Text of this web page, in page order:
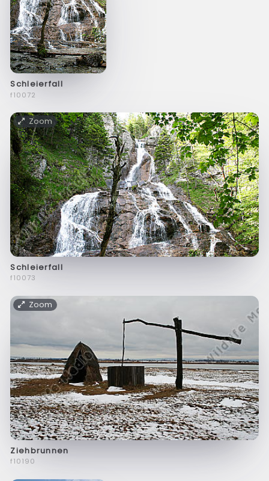
Schleierfall
f10072
Zoom
Schleierfall
f10073
Zoom
Ziehbrunnen
f10190